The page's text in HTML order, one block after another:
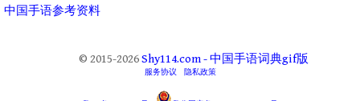
中国手语参考资料
© 2015-2026Shy114.com - 中国手语词典gif版
服务协议 隐私政策